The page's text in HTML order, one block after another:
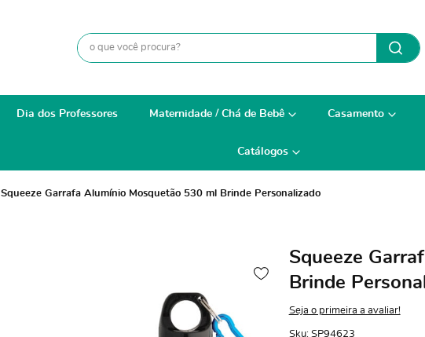
Dia dos Professores Maternidade / Chá de Bebê Casamento
Catálogos
Squeeze Garrafa Alumínio Mosquetão 530 ml Brinde Personalizado
Squeeze
Brinde
Seja o primeira a avaliar!
Sku: SP94623